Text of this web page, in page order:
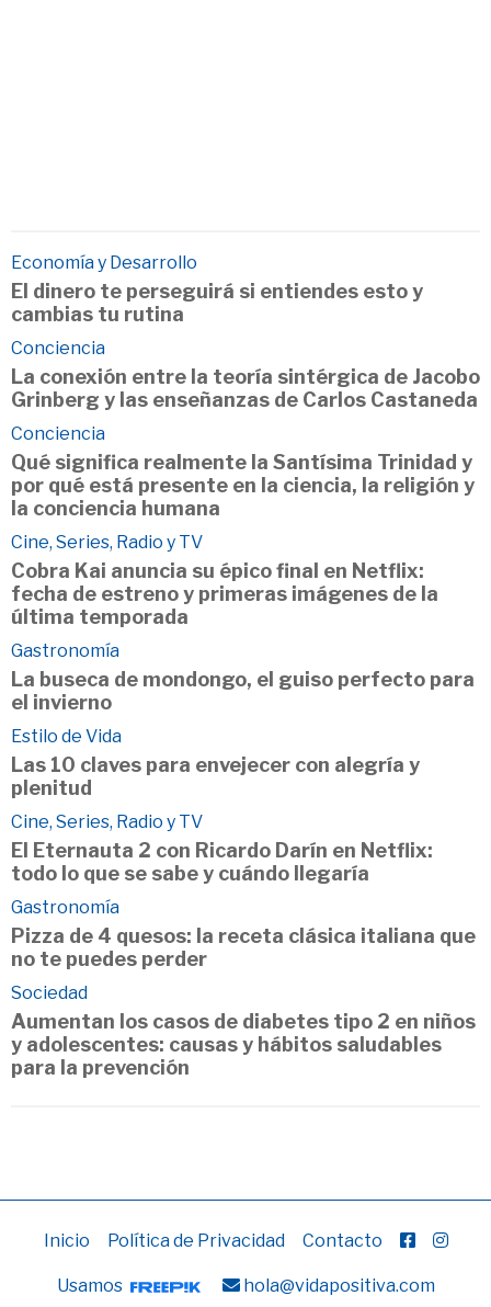
Economía y Desarrollo
El dinero te perseguirá si entiendes esto y
cambias tu rutina
Conciencia
La conexión entre la teoría sintérgica de Jacobo
Grinberg y las enseñanzas de Carlos Castaneda
Conciencia
Qué significa realmente la Santísima Trinidad y
por qué está presente en la ciencia, la religión y
la conciencia humana
Cine, Series, Radio y TV
Cobra Kai anuncia su épico final en Netflix:
fecha de estreno y primeras imágenes de la
última temporada
Gastronomía
La buseca de mondongo, el guiso perfecto para
el invierno
Estilo de Vida
Las 10 claves para envejecer con alegría y
plenitud
Cine, Series, Radio y TV
El Eternauta 2 con Ricardo Darín en Netflix:
todo lo que se sabe y cuándo llegaría
Gastronomía
Pizza de 4 quesos: la receta clásica italiana que
no te puedes perder
Sociedad
Aumentan los casos de diabetes tipo 2 en niños
y adolescentes: causas y hábitos saludables
para la prevención
Inicio Política de Privacidad Contacto
Usamos hola@vidapositiva.com